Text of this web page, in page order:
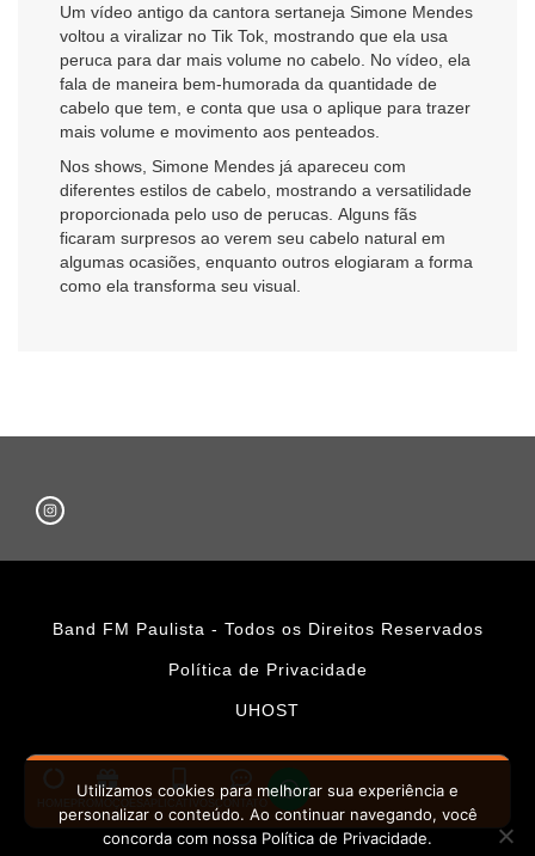
Um vídeo antigo da cantora sertaneja Simone Mendes
voltou a viralizar no Tik Tok, mostrando que ela usa
peruca para dar mais volume no cabelo. No vídeo, ela
fala de maneira bem-humorada da quantidade de
cabelo que tem, e conta que usa o aplique para trazer
mais volume e movimento aos penteados.
Nos shows, Simone Mendes já apareceu com
diferentes estilos de cabelo, mostrando a versatilidade
proporcionada pelo uso de perucas. Alguns fãs
ficaram surpresos ao verem seu cabelo natural em
algumas ocasiões, enquanto outros elogiaram a forma
como ela transforma seu visual.
Band FM Paulista - Todos os Direitos Reservados
Política de Privacidade
UHOST
CONTATO
Utilizamos cookies para melhorar sua experiência e
personalizar o conteúdo. Ao continuar navegando, você
concorda com nossa Política de Privacidade.